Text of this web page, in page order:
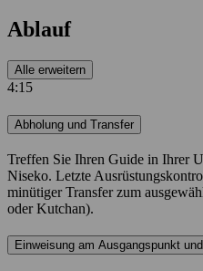
Ablauf
Alle erweitern
4:15
Abholung und Transfer
Treffen Sie Ihren Guide in Ihrer
Niseko. Letzte
minütiger Transfer zum
oder Kutchan).
Einweisung am Ausgangspunkt